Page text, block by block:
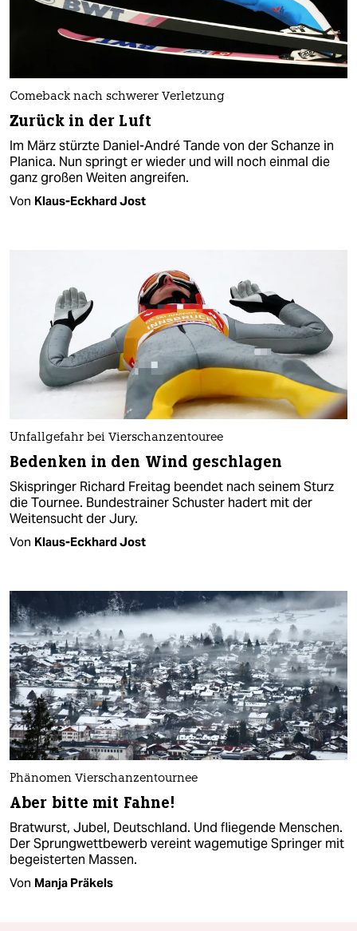
Comeback nach schwerer Verletzung
Zurück in der Luft
Im März stürzte Daniel-André Tande von der Schanze in
Planica. Nun springt er wieder und will noch einmal die
ganz großen Weiten angreifen.
Von Klaus-Eckhard Jost
Unfallgefahr bei Vierschanzentouree
Bedenken in den Wind geschlagen
Skispringer Richard Freitag beendet nach seinem Sturz
die Tournee. Bundestrainer Schuster hadert mit der
Weitensucht der Jury.
Von Klaus-Eckhard Jost
Phänomen Vierschanzentournee
Aber bitte mit Fahne!
Bratwurst, Jubel, Deutschland. Und fliegende Menschen.
Der Sprungwettbewerb vereint wagemutige Springer mit
begeisterten Massen.
Von Manja Präkels